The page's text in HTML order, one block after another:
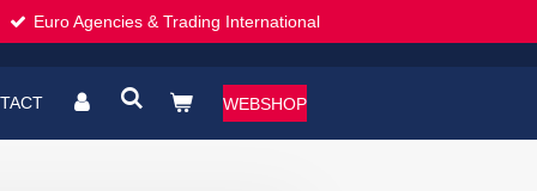
Euro Agencies & Trading International
WEBSHOP